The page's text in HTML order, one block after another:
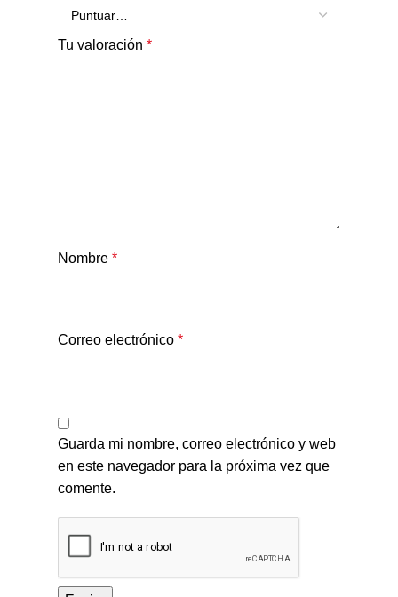
Tu valoración *
Nombre *
Correo electrónico *
Guarda mi nombre, correo electrónico y web
en este navegador para la próxima vez que
comente.